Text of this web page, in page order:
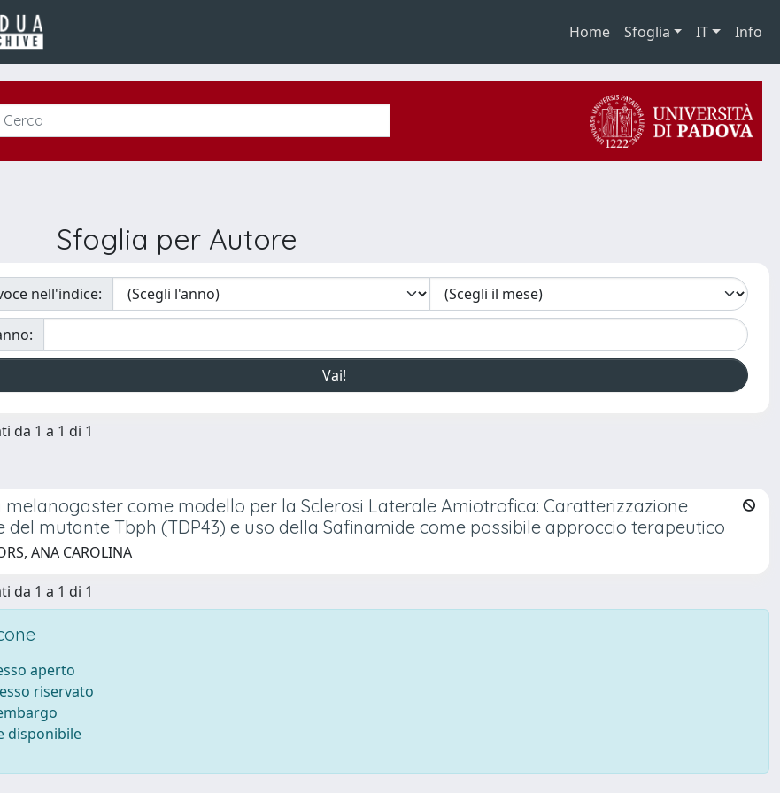
Home Sfoglia IT Info
Sfoglia per Autore
nell'indice:
da 1 a 1 di 1
melanogaster come modello per la Sclerosi Laterale Amiotrofica: Caratterizzazione
del mutante Tbph (TDP43) e uso della Safinamide come possibile approccio terapeutico
ANA CAROLINA
da 1 a 1 di 1
aperto
riservato
disponibile